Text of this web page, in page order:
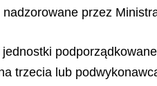
przez
trzecia lub